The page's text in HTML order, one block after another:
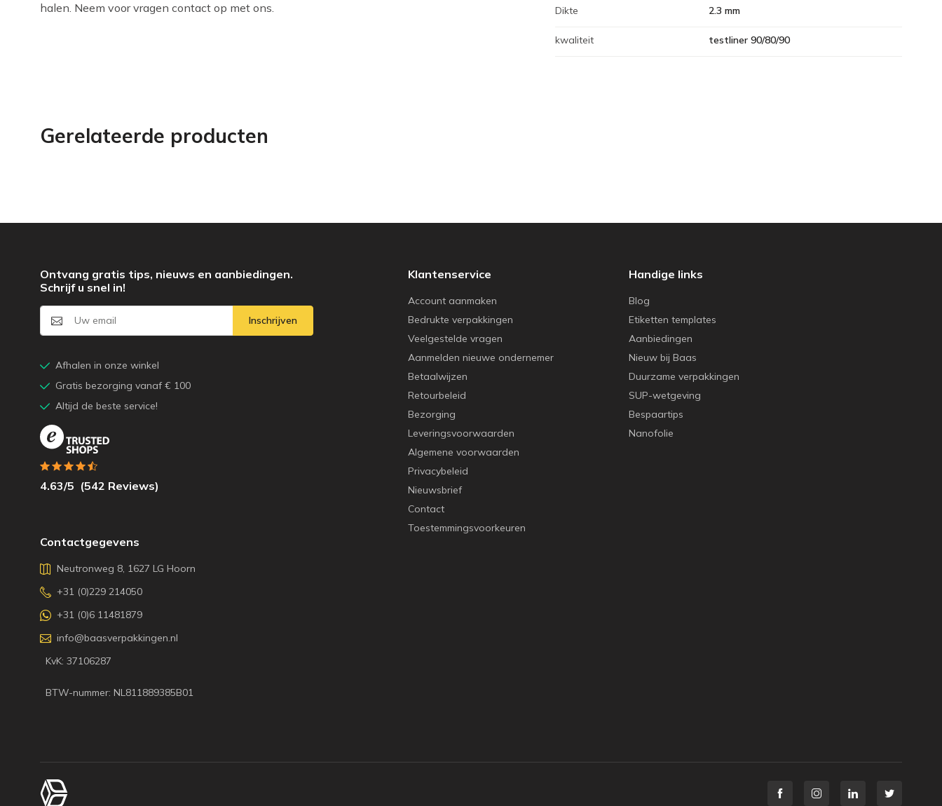
halen. Neem voor vragen contact op met ons.
Dikte 2.3 mm
kwaliteit testliner 90/80/90
Gerelateerde producten
Klantenservice
Account aanmaken
Bedrukte verpakkingen
Veelgestelde vragen
Aanmelden nieuwe ondernemer
Betaalwijzen
Retourbeleid
Bezorging
Leveringsvoorwaarden
Algemene voorwaarden
Privacybeleid
Nieuwsbrief
Contact
Toestemmingsvoorkeuren
Handige links
Blog
Etiketten templates
Aanbiedingen
Nieuw bij Baas
Duurzame verpakkingen
SUP-wetgeving
Bespaartips
Nanofolie
Contactgegevens
Neutronweg 8, 1627 LG Hoorn
+31 (0)229 214050
+31 (0)6 11481879
info@baasverpakkingen.nl
KvK: 37106287
BTW-nummer: NL811889385B01
Ontvang gratis tips, nieuws en aanbiedingen.
Schrijf u snel in!
Inschrijven
Afhalen in onze winkel
Gratis bezorging vanaf € 100
Altijd de beste service!
4.63/5 (542 Reviews)